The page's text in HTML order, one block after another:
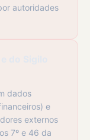
autoridades
dados
e
externos
7º e 46 da